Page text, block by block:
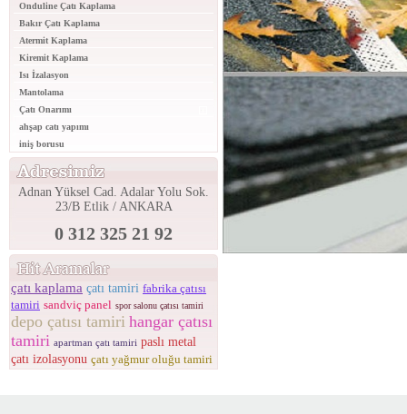
Onduline Çatı Kaplama
Bakır Çatı Kaplama
Atermit Kaplama
Kiremit Kaplama
Isı İzalasyon
Mantolama
Çatı Onarımı
ahşap catı yapımı
iniş borusu
Adnan Yüksel Cad. Adalar Yolu Sok.
23/B Etlik / ANKARA
0 312 325 21 92
çatı kaplama çatı tamiri fabrika çatısı
tamiri sandviç panel spor salonu çatısı tamiri
depo çatısı tamiri hangar çatısı
tamiri apartman çatı tamiri paslı metal
çatı izolasyonu çatı yağmur oluğu tamiri